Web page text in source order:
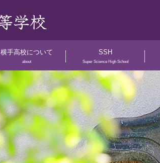
横手高校について
about
SSH
Super Science High School